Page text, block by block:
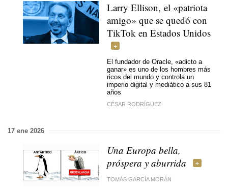
Larry Ellison, el «patriota
amigo» que se quedó con
TikTok en Estados Unidos
El fundador de Oracle, «adicto a
ganar» es uno de los hombres más
ricos del mundo y controla un
imperio digital y mediático a sus 81
años
CÉSAR RODRÍGUEZ
17 ene 2026
Una Europa bella,
próspera y aburrida
TOMÁS GARCÍA MORÁN